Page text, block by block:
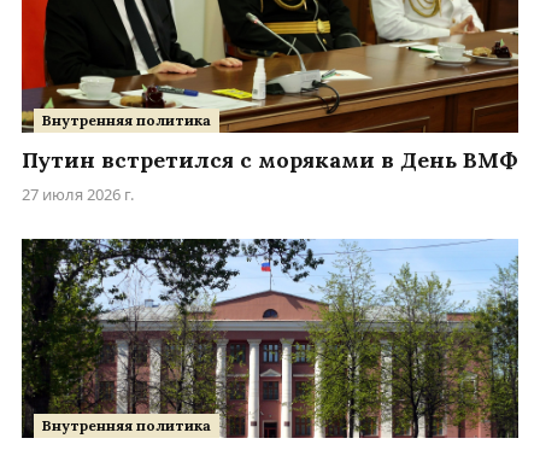
Внутренняя политика
Путин встретился с моряками в День ВМФ
27 июля 2026 г.
Внутренняя политика